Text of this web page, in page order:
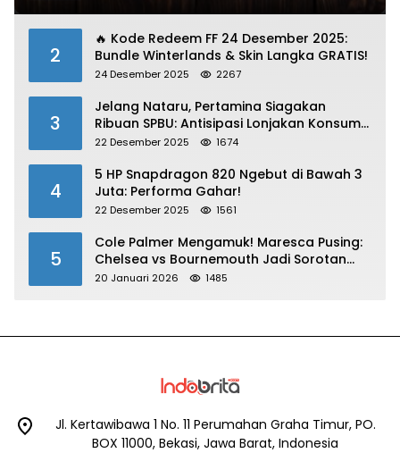
2
🔥 Kode Redeem FF 24 Desember 2025:
Bundle Winterlands & Skin Langka GRATIS!
24 Desember 2025 2267
3
Jelang Nataru, Pertamina Siagakan
Ribuan SPBU: Antisipasi Lonjakan Konsumsi
BBM dan LPG!
22 Desember 2025 1674
4
5 HP Snapdragon 820 Ngebut di Bawah 3
Juta: Performa Gahar!
22 Desember 2025 1561
5
Cole Palmer Mengamuk! Maresca Pusing:
Chelsea vs Bournemouth Jadi Sorotan
Utama
20 Januari 2026 1485
Jl. Kertawibawa 1 No. 11 Perumahan Graha Timur, PO.
BOX 11000, Bekasi, Jawa Barat, Indonesia